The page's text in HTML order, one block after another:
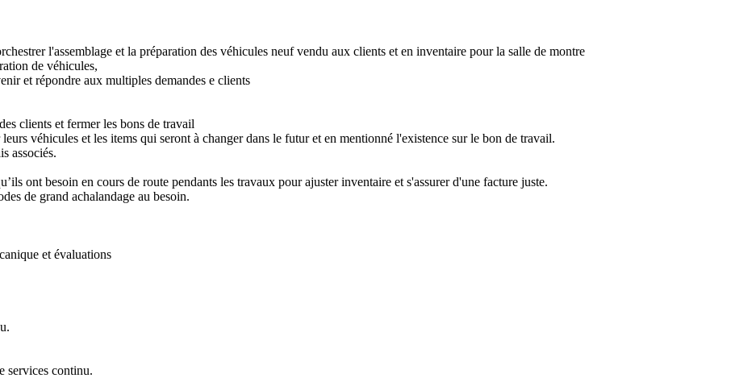
l'assemblage et la préparation des véhicules neuf vendu aux clients et en inventaire pour la salle de montre
de véhicules,
et répondre aux multiples demandes e clients
clients et fermer les bons de travail
véhicules et les items qui seront à changer dans le futur et en mentionné l'existence sur le bon de travail.
associés.
ont besoin en cours de route pendants les travaux pour ajuster inventaire et s'assurer d'une facture juste.
de grand achalandage au besoin.
et évaluations
services continu.